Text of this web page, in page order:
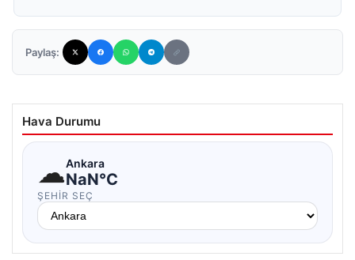
Paylaş:
Hava Durumu
☁Ankara
NaN°C
ŞEHIR SEÇ